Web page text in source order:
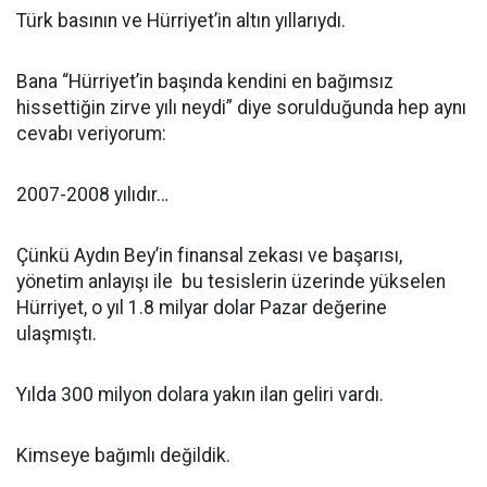
Türk basının ve Hürriyet’in altın yıllarıydı.
Bana “Hürriyet’in başında kendini en bağımsız
hissettiğin zirve yılı neydi” diye sorulduğunda hep aynı
cevabı veriyorum:
2007-2008 yılıdır…
Çünkü Aydın Bey’in finansal zekası ve başarısı,
yönetim anlayışı ile bu tesislerin üzerinde yükselen
Hürriyet, o yıl 1.8 milyar dolar Pazar değerine
ulaşmıştı.
Yılda 300 milyon dolara yakın ilan geliri vardı.
Kimseye bağımlı değildik.